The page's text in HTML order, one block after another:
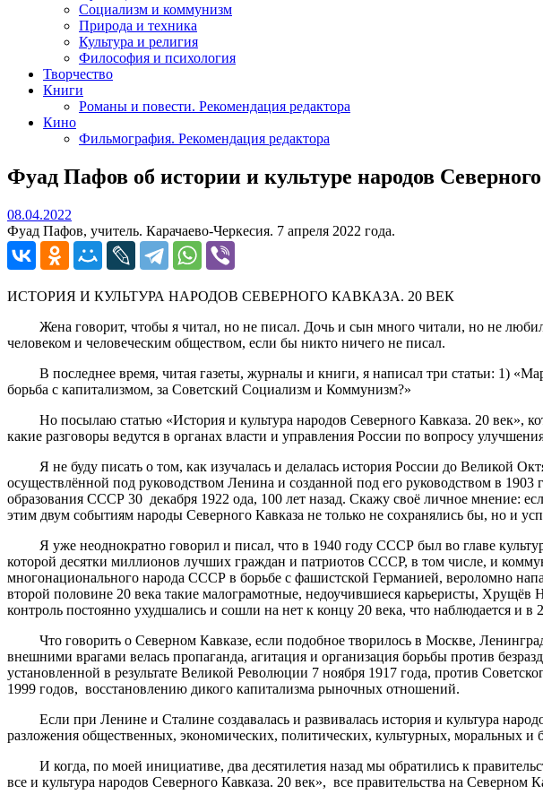
Социализм и коммунизм
Природа и техника
Культура и религия
Философия и психология
Творчество
Книги
Романы и повести. Рекомендация редактора
Кино
Фильмография. Рекомендация редактора
Фуад Пафов об истории и культуре народов
08.04.2022
Фуад Пафов, учитель. Карачаево-Черкесия. 7 апреля 2022 года.
ИСТОРИЯ И КУЛЬТУРА НАРОДОВ СЕВЕРНОГО КАВКАЗА. 20 ВЕК
Жена говорит, чтобы я читал, но не писал. Дочь и сын много читали, но не
человеком и человеческим обществом, если бы никто ничего не писал.
В последнее время, читая газеты, журналы и книги, я написал три статьи: 1)
борьба с капитализмом, за Советский Социализм и Коммунизм?»
Но посылаю статью «История и культура народов Северного Кавказа. 20 век»,
какие разговоры ведутся в органах власти и управления России по вопросу
Я не буду писать о том, как изучалась и делалась история России до Великой
осуществлённой под руководством Ленина и созданной под его руководством в
образования СССР 30 декабря 1922 ода, 100 лет назад. Скажу своё личное мнение:
этим двум событиям народы Северного Кавказа не только не сохранялись бы, но и
Я уже неоднократно говорил и писал, что в 1940 году СССР был во главе
которой десятки миллионов лучших граждан и патриотов СССР, в том числе, и
многонационального народа СССР в борьбе с фашистской Германией, вероломно
второй половине 20 века такие малограмотные, недоучившиеся карьеристы,
контроль постоянно ухудшались и сошли на нет к концу 20 века, что наблюдается и в
Что говорить о Северном Кавказе, если подобное творилось в Москве,
внешними врагами велась пропаганда, агитация и организация борьбы против
установленной в результате Великой Революции 7 ноября 1917 года, против
1999 годов, восстановлению дикого капитализма рыночных отношений.
Если при Ленине и Сталине создавалась и развивалась история и культура
разложения общественных, экономических, политических, культурных, моральных
И когда, по моей инициативе, два десятилетия назад мы обратились к
все и культура народов Северного Кавказа. 20 век», все правительства на